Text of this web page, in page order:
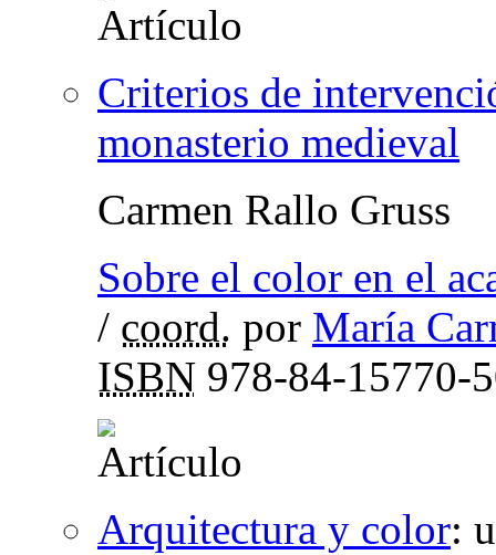
Criterios de
monasterio medieval
Carmen Rallo Gruss
Sobre el color en el
/ coord. por María
ISBN 978-84-15770-
Arquitectura y color: